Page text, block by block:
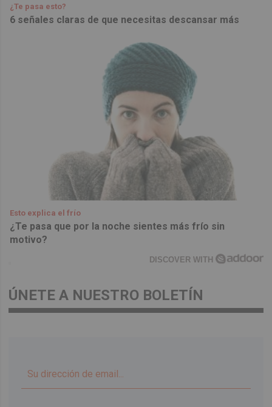
¿Te pasa esto?
6 señales claras de que necesitas descansar más
Esto explica el frío
¿Te pasa que por la noche sientes más frío sin
motivo?
DISCOVER WITH
ÚNETE A NUESTRO BOLETÍN